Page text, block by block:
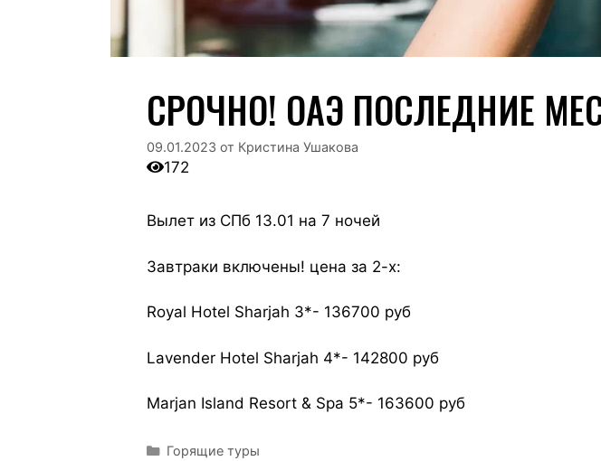
СРОЧНО! ОАЭ ПОСЛЕДНИЕ
09.01.2023 от Кристина Ушакова
172
Вылет из СПб 13.01 на 7 ночей
Завтраки включены! цена за 2-х:
Royal Hotel Sharjah 3*- 136700 руб
Lavender Hotel Sharjah 4*- 142800 руб
Marjan Island Resort & Spa 5*- 163600 руб
Горящие туры